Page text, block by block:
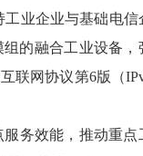
业企业与基础电信
的融合工业设备，
联网协议第6版（
务效能，推动重点